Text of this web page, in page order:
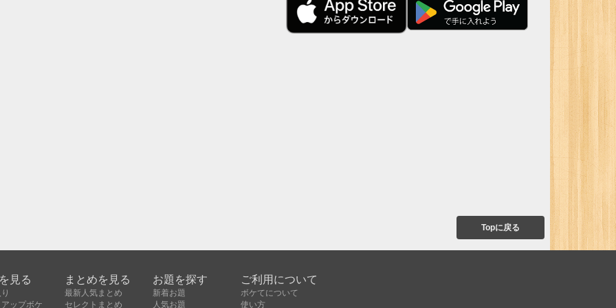
Topに戻る
見る
ップボケ
まとめを見る
最新人気まとめ
セレクトまとめ
お題を探す
新着お題
人気お題
ご利用について
ボケてについて
使い方